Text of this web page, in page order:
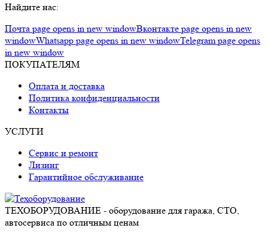
Найдите нас:
Почта page opens in new windowВконтакте page opens in new
windowWhatsapp page opens in new windowTelegram page opens
in new window
ПОКУПАТЕЛЯМ
Оплата и доставка
Политика конфиденциальности
Контакты
УСЛУГИ
Сервис и ремонт
Лизинг
Гарантийное обслуживание
ТЕХОБОРУДОВАНИЕ - оборудование для гаража, СТО,
автосервиса по отличным ценам